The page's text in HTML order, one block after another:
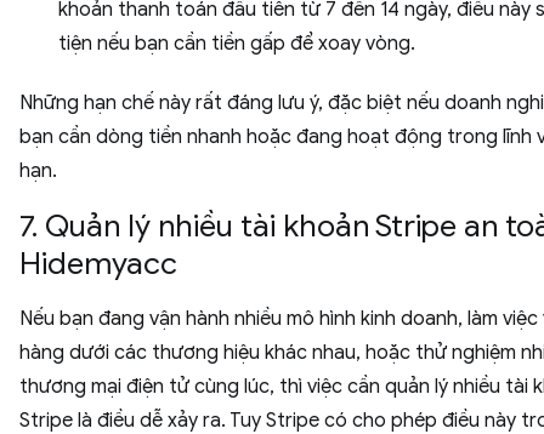
khoản thanh toán đầu tiên từ 7 đến 14 ngày, điều này
tiện nếu bạn cần tiền gấp để xoay vòng.
Những hạn chế này rất đáng lưu ý, đặc biệt nếu doanh
bạn cần dòng tiền nhanh hoặc đang hoạt động trong lĩnh
hạn.
7. Quản lý nhiều tài khoản Stripe an
Hidemyacc
Nếu bạn đang vận hành nhiều mô hình kinh doanh, làm
hàng dưới các thương hiệu khác nhau, hoặc thử nghiệm
thương mại điện tử cùng lúc, thì việc cần quản lý nhiều tài
Stripe là điều dễ xảy ra. Tuy Stripe có cho phép điều này